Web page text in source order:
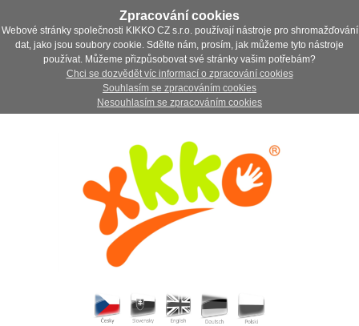
Zpracování cookies
Webové stránky společnosti KIKKO CZ s.r.o. používají nástroje pro shromažďování
dat, jako jsou soubory cookie. Sdělte nám, prosím, jak můžeme tyto nástroje
používat. Můžeme přizpůsobovat své stránky vašim potřebám?
Chci se dozvědět víc informací o zpracování cookies
Souhlasím se zpracováním cookies
Nesouhlasím se zpracováním cookies